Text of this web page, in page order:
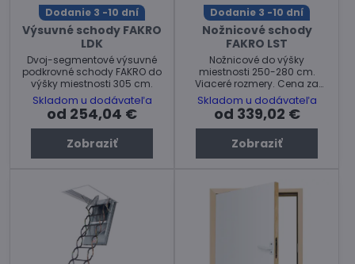
Dodanie 3 -10 dní
Výsuvné schody FAKRO
LDK
Dvoj-segmentové výsuvné
podkrovné schody FAKRO do
výšky miestnosti 305 cm.
Skladom u dodávateľa
od 254,04 €
Zobraziť
Dodanie 3 -10 dní
Nožnicové schody
FAKRO LST
Nožnicové do výšky
miestnosti 250-280 cm.
Viaceré rozmery. Cena za
komplet.
Skladom u dodávateľa
od 339,02 €
Zobraziť